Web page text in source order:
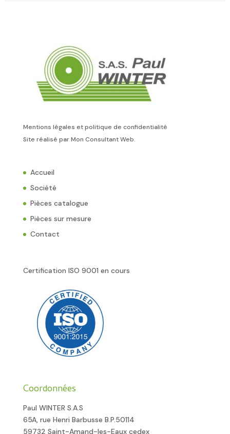
Mentions légales et politique de confidentialité
Site réalisé parMon Consultant Web.
Accueil
Société
Pièces catalogue
Pièces sur mesure
Contact
Certification ISO 9001 en cours
Coordonnées
Paul WINTER S.A.S
65A, rue Henri Barbusse B.P.50114
59732 Saint-Amand-les-Eaux cedex